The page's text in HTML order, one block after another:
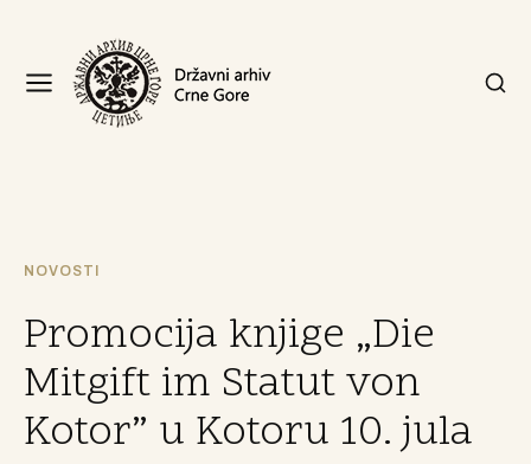
NOVOSTI
Promocija knjige „Die
Mitgift im Statut von
Kotor” u Kotoru 10. jula